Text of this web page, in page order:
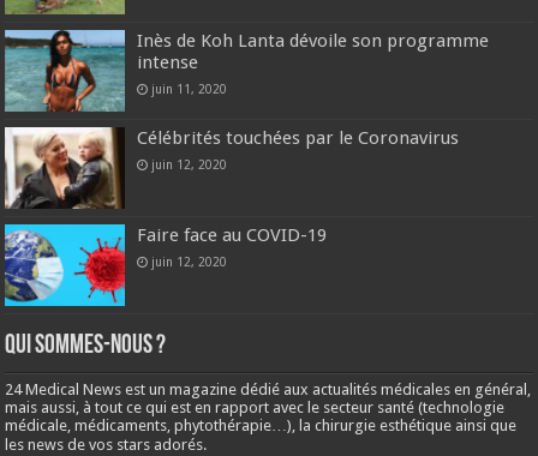
Inès de Koh Lanta dévoile son programme
intense
juin 11, 2020
Célébrités touchées par le Coronavirus
juin 12, 2020
Faire face au COVID-19
juin 12, 2020
Qui sommes-nous ?
24 Medical News est un magazine dédié aux actualités médicales en général,
mais aussi, à tout ce qui est en rapport avec le secteur santé (technologie
médicale, médicaments, phytothérapie…), la chirurgie esthétique ainsi que
les news de vos stars adorés.